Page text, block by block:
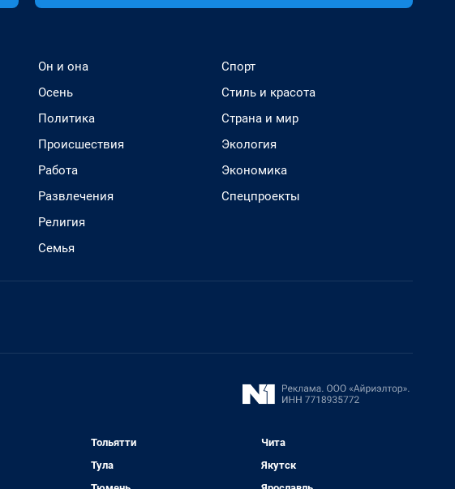
Он и она
Осень
Политика
Происшествия
Работа
Развлечения
Религия
Семья
Спорт
Стиль и красота
Страна и мир
Экология
Экономика
Спецпроекты
Тольятти
Тула
Чита
Якутск